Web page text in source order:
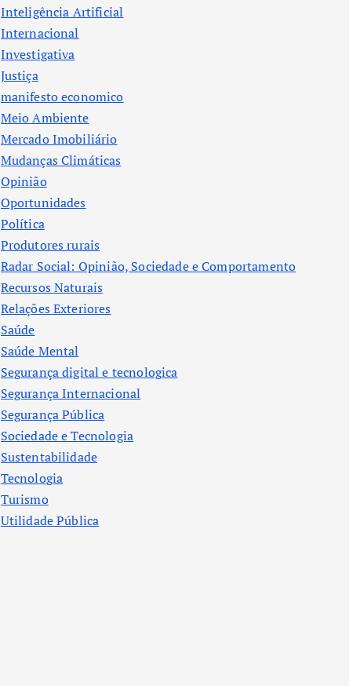
Inteligência Artificial
Internacional
Investigativa
Justiça
manifesto economico
Meio Ambiente
Mercado Imobiliário
Mudanças Climáticas
Opinião
Oportunidades
Política
Produtores rurais
Radar Social: Opinião, Sociedade e Comportamento
Recursos Naturais
Relações Exteriores
Saúde
Saúde Mental
Segurança digital e tecnologica
Segurança Internacional
Segurança Pública
Sociedade e Tecnologia
Sustentabilidade
Tecnologia
Turismo
Utilidade Pública